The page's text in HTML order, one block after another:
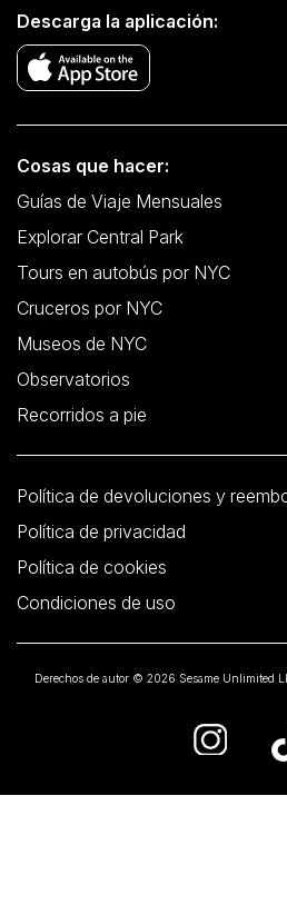
Descarga la aplicación:
Cosas que hacer:
Guías de Viaje Mensuales
Explorar Central Park
Tours en autobús por NYC
Cruceros por NYC
Museos de NYC
Observatorios
Recorridos a pie
Política de devoluciones y
Política de privacidad
Política de cookies
Condiciones de uso
Derechos de autor © 2026 Sesame Unlimited